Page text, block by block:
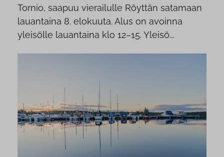
Tornio, saapuu vierailulle Röyttän satamaan
lauantaina 8. elokuuta. Alus on avoinna
yleisölle lauantaina klo 12–15. Yleisö...